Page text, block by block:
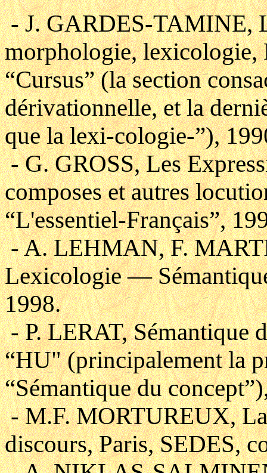
- J. GARDES-TAMINE,
morphologie, lexicologie,
“Cursus” (la section
dérivationnelle, et la
que la lexi-cologie-”),
- G. GROSS, Les
composes et autres
“L'essentiel-Français”,
- A. LEHMAN, F.
Lexicologie —
1998.
- P. LERAT, Sémantique
“HU" (principalement la
“Sémantique du
- M.F. MORTUREUX,
discours, Paris, SEDES,